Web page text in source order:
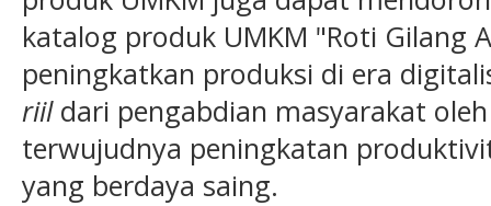
katalog produk UMKM "Roti Gilang
peningkatkan produksi di era
riildari pengabdian masyarakat
terwujudnya peningkatan
yang berdaya saing.